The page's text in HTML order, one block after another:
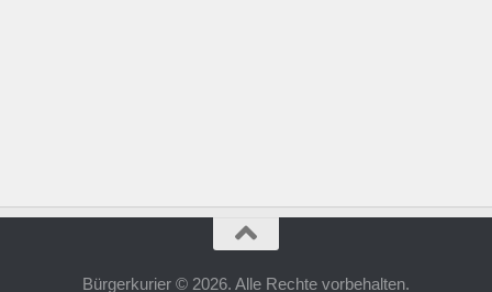
Bürgerkurier © 2026. Alle Rechte vorbehalten.